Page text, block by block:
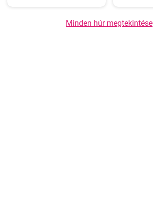
Minden húr megtekintése